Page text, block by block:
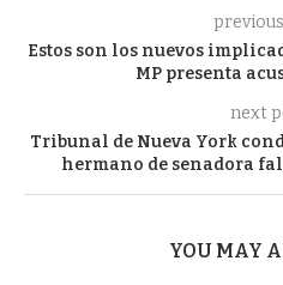
Estos son los nuevos
MP presenta
next
Tribunal de Nueva York
hermano de senadora
YOU MAY